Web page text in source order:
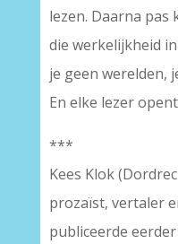
lezen. Daarna
die werkelijkheid
je geen werelden,
En elke lezer
***
Kees Klok
prozaïst, vertaler
publiceerde